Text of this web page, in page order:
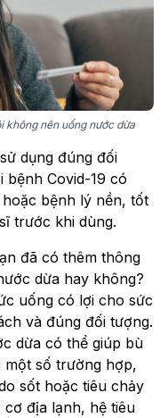
không nên uống nước dừa
dụng đúng đối
bệnh Covid-19 có
hoặc bệnh lý nền, tốt
trước khi dùng.
đã có thêm thông
dừa hay không?
uống có lợi cho sức
và đúng đối tượng.
dừa có thể giúp bù
một số trường hợp,
sốt hoặc tiêu chảy
địa lạnh, hệ tiêu